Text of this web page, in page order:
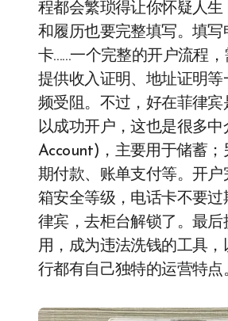
程都会繁琐得让你怀疑人
和履历也要完整填写。填
卡……一个完整的开户流程
提供收入证明、地址证明
频受阻。不过，好在菲律
以成功开户，这也是很多
Account)，主要用于储蓄
期付款、账单支付等。开
箱安全等级，电话卡不要
律宾，去柜台解锁了。最
用，成为违法洗钱的工具
行都有自己独特的运营特点